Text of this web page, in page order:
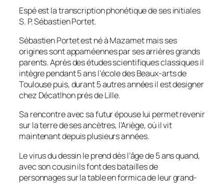
Espé est la transcription phonétique de ses initiales
S. P. Sébastien Portet.
Sébastien Portet est né à Mazamet mais ses
origines sont appaméennes par ses arrières grands
parents. Après des études scientifiques classiques il
intègre pendant 5 ans l’école des Beaux-arts de
Toulouse puis, durant 5 autres années il est designer
chez Décatlhon près de Lille.
Sa rencontre avec sa futur épouse lui permet revenir
sur la terre de ses ancètres, l’Ariège, où il vit
maintenant depuis plusieurs années.
Le virus du dessin le prend dès l’âge de 5 ans quand,
avec son cousin ils font des batailles de
personnages sur la table en formica de leur grand-